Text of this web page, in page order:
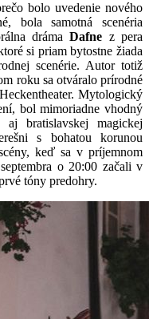
bolo uvedenie nového
bola samotná scenéria
drámaDafne z pera
si priam bytostne žiada
scenérie. Autor totiž
roku sa otváralo prírodné
Mytologický
bol mimoriadne vhodný
bratislavskej magickej
s bohatou korunou
keď sa v príjemnom
o 20:00 začali v
tóny predohry.